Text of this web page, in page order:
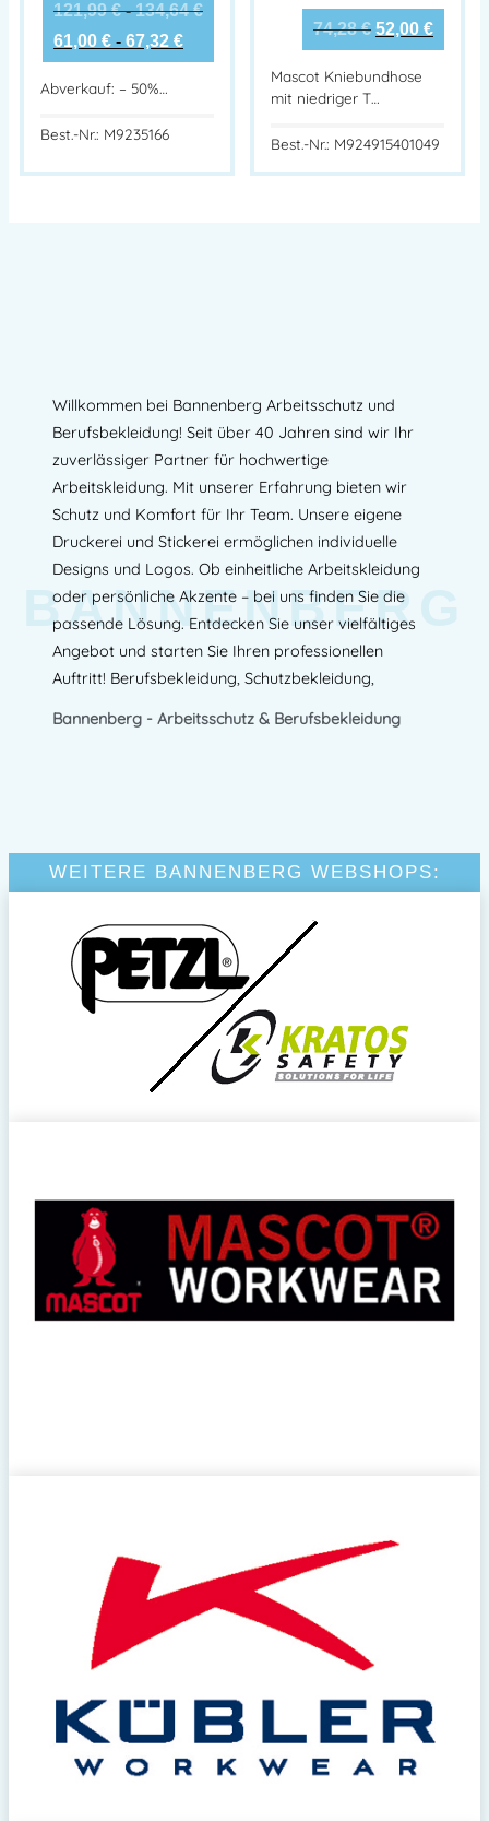
121,99€-134,64€
61,00 €- 67,32 €
Abverkauf: – 50%…
Best.-Nr.: M9235166
74,28€ 52,00 €
Mascot Kniebundhose
mit niedriger T…
Best.-Nr.: M924915401049
Willkommen bei Bannenberg Arbeitsschutz und
Berufsbekleidung! Seit über 40 Jahren sind wir Ihr
zuverlässiger Partner für hochwertige
Arbeitskleidung. Mit unserer Erfahrung bieten wir
Schutz und Komfort für Ihr Team. Unsere eigene
Druckerei und Stickerei ermöglichen individuelle
Designs und Logos. Ob einheitliche Arbeitskleidung
oder persönliche Akzente – bei uns finden Sie die
passende Lösung. Entdecken Sie unser vielfältiges
Angebot und starten Sie Ihren professionellen
Auftritt! Berufsbekleidung, Schutzbekleidung,
Bannenberg - Arbeitsschutz & Berufsbekleidung
BANNENBERG
WEITERE BANNENBERG WEBSHOPS: